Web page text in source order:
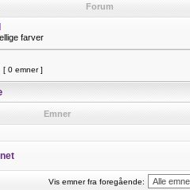
Forum
farver
[ 0 emner ]
Emner
Vis emner fra foregående: